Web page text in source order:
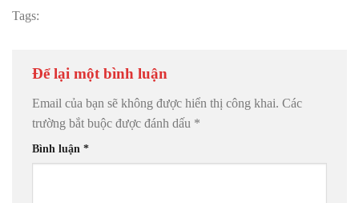
Tags:
Để lại một bình luận
Email của bạn sẽ không được hiển thị công khai. Các
trường bắt buộc được đánh dấu *
Bình luận *